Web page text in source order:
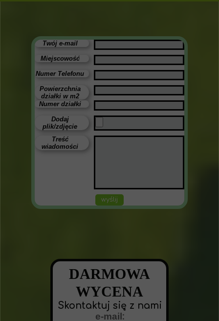
DARMOWA
WYCENA
Skontaktuj się z nami
e-mail :
Twój e-mail
Miejscowość
Numer Telefonu
Powierzchnia
działki w m2
Numer działki
Dodaj
plik/zdjęcie
Treść
wiadomości
wyślij